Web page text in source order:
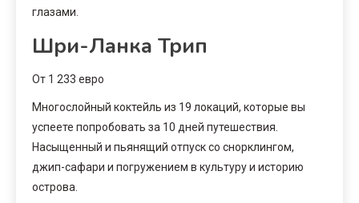
глазами.
Шри-Ланка Трип
От 1 233 евро
Многослойный коктейль из 19 локаций, которые вы
успеете попробовать за 10 дней путешествия.
Насыщенный и пьянящий отпуск со снорклингом,
джип-сафари и погружением в культуру и историю
острова.